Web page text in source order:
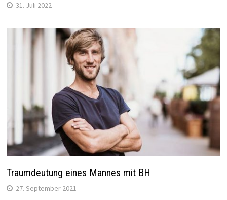
31. Juli 2022
Traumdeutung eines Mannes mit BH
27. September 2021